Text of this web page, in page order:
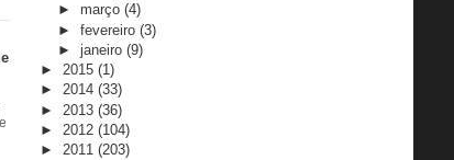
► março (4)
► fevereiro (3)
► janeiro (9)
► 2015 (1)
► 2014 (33)
► 2013 (36)
► 2012 (104)
► 2011 (203)